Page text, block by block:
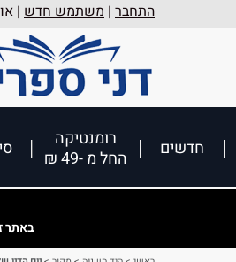
התחבר | משתמש חדש |
חדשים
רומנטיקה
החל מ -49 ₪
באתר